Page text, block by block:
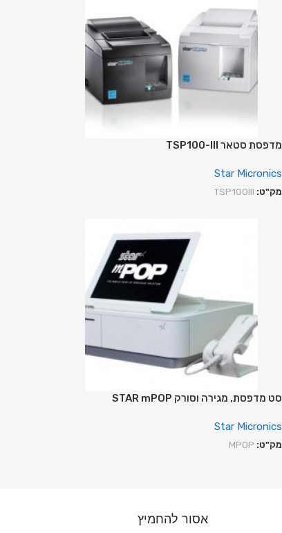
מדפסת סטאר TSP100-III
Star Micronics
מק"ט: TSP100III
סט מדפסת, מגירה וסורק STAR mPOP
Star Micronics
מק"ט: MPOP
אסור להחמיץ